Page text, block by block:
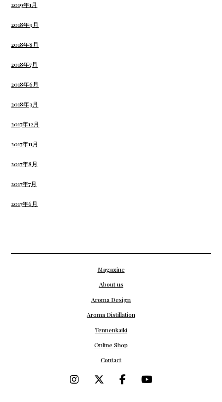
2019年1月
2018年9月
2018年8月
2018年7月
2018年6月
2018年3月
2017年12月
2017年11月
2017年8月
2017年7月
2017年6月
Magazine
About us
Aroma Design
Aroma Distillation
Tennenkaiki
Online Shop
Contact